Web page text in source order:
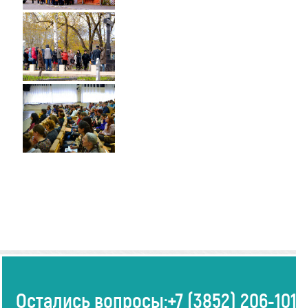
Остались вопросы:+7 (3852) 206-101